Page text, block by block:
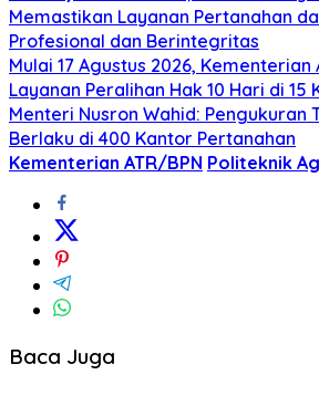
Memastikan Layanan Pertanahan
Profesional dan Berintegritas
Mulai 17 Agustus 2026, Kementerian
Layanan Peralihan Hak 10 Hari di 15
Menteri Nusron Wahid: Pengukuran
Berlaku di 400 Kantor Pertanahan
Kementerian ATR/BPN Politeknik
Baca Juga